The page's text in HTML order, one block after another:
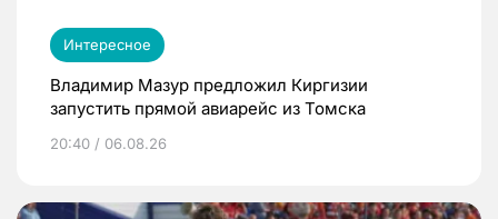
Интересное
Владимир Мазур предложил Киргизии
запустить прямой авиарейс из Томска
20:40 / 06.08.26